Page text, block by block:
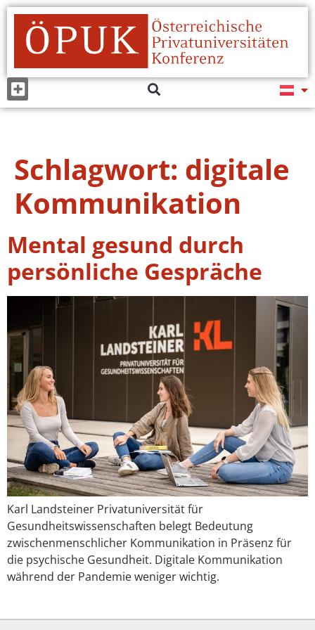
Schlagwort: digitale
Kommunikation
Mental gesund durch
persönliche Gespräche
Karl Landsteiner Privatuniversität für
Gesundheitswissenschaften belegt Bedeutung
zwischenmenschlicher Kommunikation in Präsenz für
die psychische Gesundheit. Digitale Kommunikation
während der Pandemie weniger wichtig.